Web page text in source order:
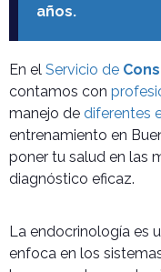
años.
En el Servicio de
contamos con
manejo de diferentes
entrenamiento en
poner tu salud en las
diagnóstico eficaz.
La endocrinología es
enfoca en los